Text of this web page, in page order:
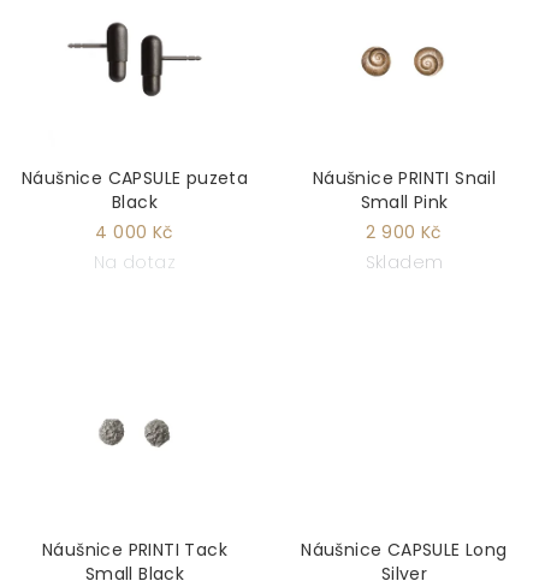
Náušnice CAPSULE puzeta
Black
4 000 Kč
Na dotaz
Náušnice PRINTI Snail
Small Pink
2 900 Kč
Skladem
Náušnice PRINTI Tack
Small Black
Náušnice CAPSULE Long
Silver